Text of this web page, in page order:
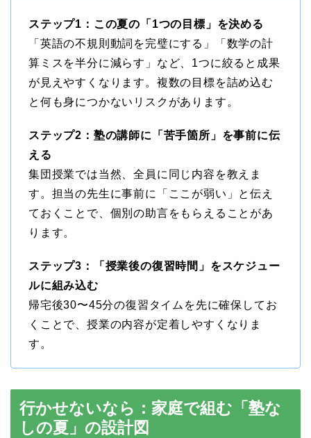
ステップ1：この夏の「1つの目標」を決める
「英語の不規則動詞を完璧にする」「数学の計
算ミスを半分に減らす」など、1つに絞ると成果
が見えやすくなります。複数の目標を詰め込む
と何も身につかないリスクがあります。
ステップ2：塾の講師に「苦手箇所」を事前に伝
える
集団授業では当然、全員に同じ内容を教えま
す。担当の先生に事前に「ここが弱い」と伝え
ておくことで、個別の助言をもらえることがあ
ります。
ステップ3：「授業後の復習時間」をスケジュー
ルに組み込む
帰宅後30〜45分の復習タイムを先に確保してお
くことで、授業の内容が定着しやすくなりま
す。
行かせないなら：家庭で組む「塾な
しの夏」の設計図